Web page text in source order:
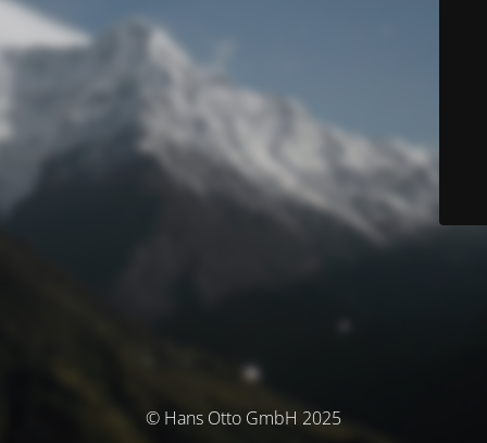
© Hans Otto GmbH 2025